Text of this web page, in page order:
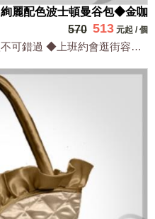
絢麗配色波士頓曼谷包◆金咖
570 513 元起 /個
◆波士頓包經典款不可錯過 ◆上班約會逛街容量最適合 ◆最IN配色系好搭配超時尚 ...